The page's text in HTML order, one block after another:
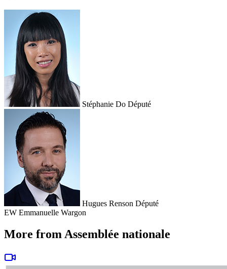
Stéphanie Do Député
Hugues Renson Député
EW Emmanuelle Wargon
More from Assemblée nationale